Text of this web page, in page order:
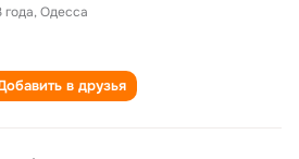
года,Одесса
в друзья